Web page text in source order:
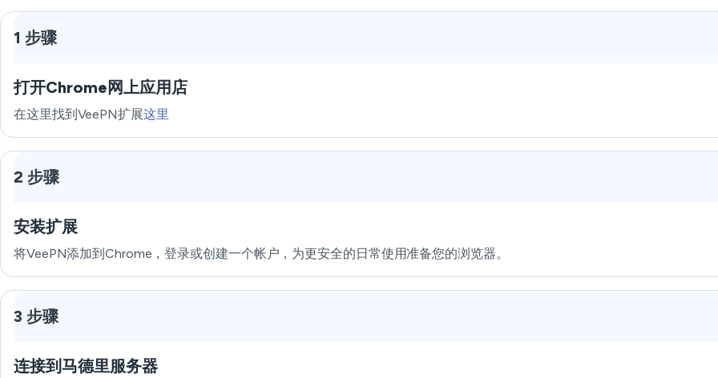
1 步骤
打开Chrome网上应用店
在这里找到VeePN扩展这里
2 步骤
安装扩展
将VeePN添加到Chrome，登录或创建一个帐户，为更安全的日常使用准备您的浏览器。
3 步骤
连接到马德里服务器